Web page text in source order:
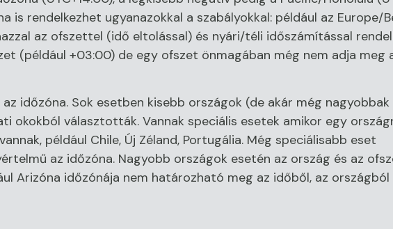
is rendelkezhet ugyanazokkal a szabályokkal: például az Europe/
az ofszettel (idő eltolással) és nyári/téli időszámítással
(például +03:00) de egy ofszet önmagában még nem adja meg
időzóna. Sok esetben kisebb országok (de akár még nagyobbak
okokból választották. Vannak speciális esetek amikor egy
például Chile, Új Zéland, Portugália. Még speciálisabb eset
az időzóna. Nagyobb országok esetén az ország és az
Arizóna időzónája nem határozható meg az időből, az országból